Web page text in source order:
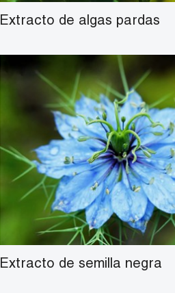
Extracto de algas pardas
Extracto de semilla negra